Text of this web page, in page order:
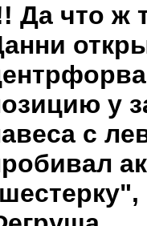
Да что ж
у
с